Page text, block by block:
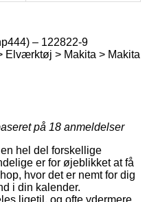
– 122822-9
> Makita > Makita
på 18 anmeldelser
hel del forskellige
er for øjeblikket at få
hvor det er nemt for dig
i din kalender.
ligetil, og ofte ydermere